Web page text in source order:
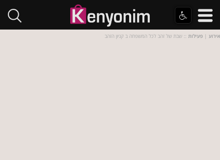
אירוע | פעילות :: שבת של זהב לכל המשפחה ב קניון הזהב